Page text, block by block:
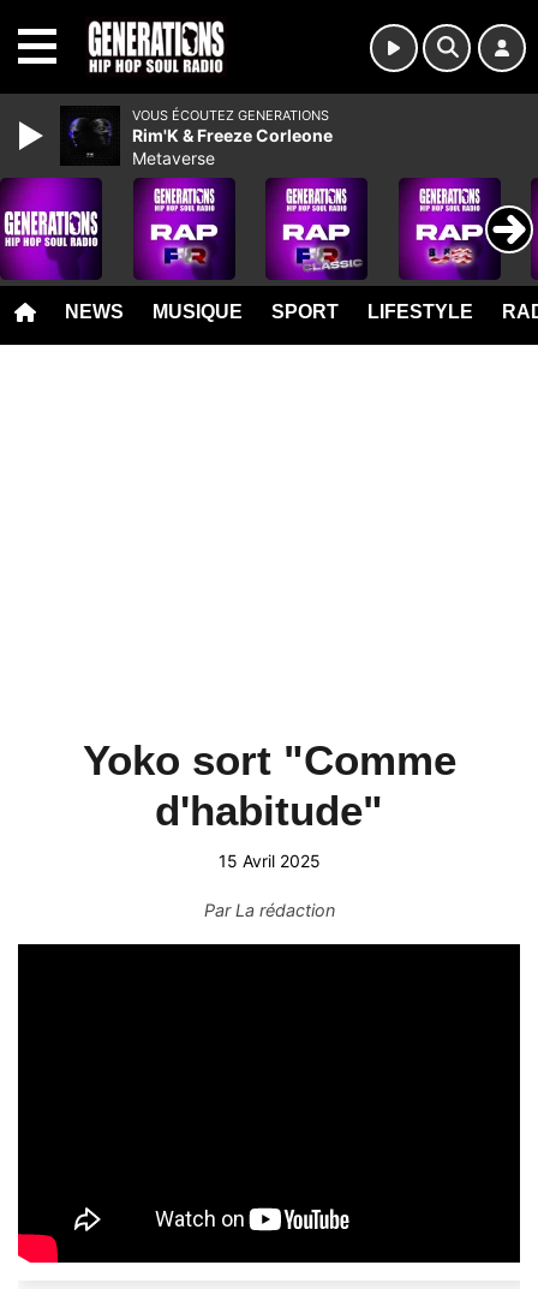
NEWS MUSIQUE SPORT LIFESTYLE
Yoko sort "Comme
d'habitude"
15 Avril 2025
ParLa rédaction
VOUS ÉCOUTEZ GENERATIONS
Rim'K & Freeze Corleone
Metaverse